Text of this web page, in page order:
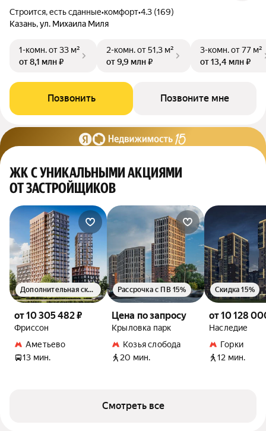
Строится, есть сданные•комфорт•4.3 (169)
Казань, ул. Михаила Миля
1-комн.от 33 м²
от 8,1 млн ₽
2-комн.от 51,3 м²
от 9,9 млн ₽
3-комн.от 77 м²
от 13,4 млн ₽
Позвонить Позвоните мне
ЖК С УНИКАЛЬНЫМИ АКЦИЯМИ
ОТ ЗАСТРОЙЩИКОВ
от 10 305 482 ₽
Фриссон
Аметьево
13 мин.
Дополнительная скидка 1.5%
Цена по запросу
Крыловка парк
Козья слобода
20 мин.
Рассрочка с ПВ 15%
от 10 128
Наследие
Горки
12 мин.
Скидка 15%
Смотреть все